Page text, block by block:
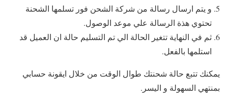
و يتم ارسال رسالة من شركة الشحن فور تسلمها الشحنة
تحتوي هذة الرسالة علي موعد الوصول.
ثم في النهاية تتغير الحالة الي تم التسليم حالة ان العميل قد
استلمها بالفعل.
يمكنك تتبع حالة شحنتك طوال الوقت من خلال ايقونة حسابي
بمنتهي السهولة و اليسر.